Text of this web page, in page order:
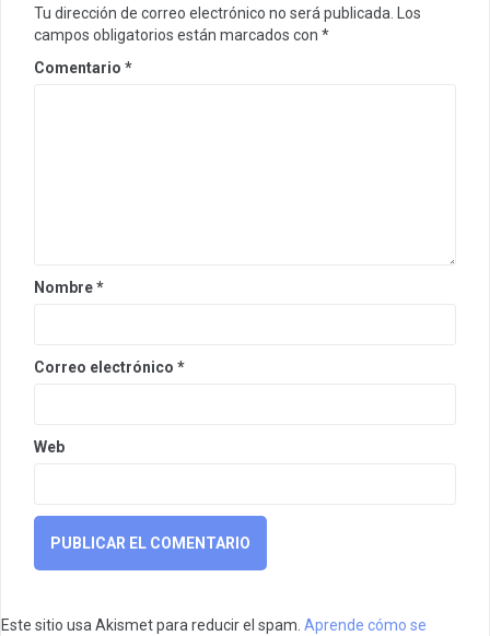
Tu dirección de correo electrónico no será publicada.
Los
campos obligatorios están marcados con *
Comentario *
Nombre*
Correo electrónico *
Web
Este sitio usa Akismet para reducir el spam. Aprende cómo se